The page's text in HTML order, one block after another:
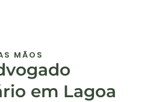
MÃOS
em Lagoa